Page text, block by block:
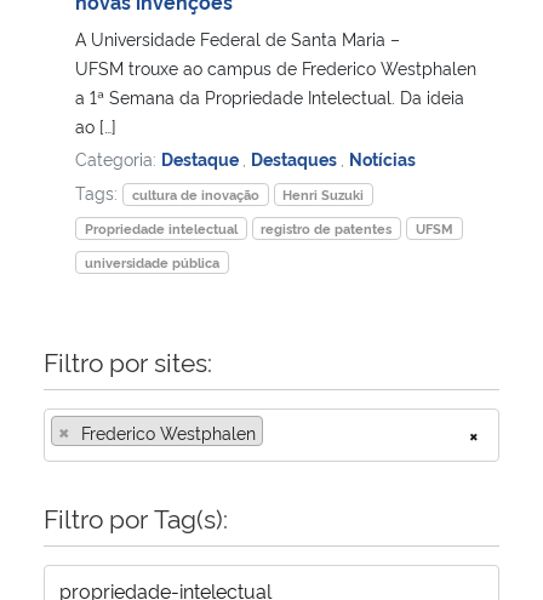
Ministério de Minas e Energia
Ministério da Ciência, Tecnologia, Inovações e Comunicações
Ministério do Turismo
Ministério do Desenvolvimento Regional
Secretaria-Geral
Secretaria de Governo
Gabinete de Segurança Institucional
A Universidade Federal de Santa Maria –
UFSM trouxe ao campus de Frederico Westphalen
a 1ª Semana da Propriedade Intelectual. Da ideia
ao […]
Categoria: Destaque Destaques Notícias
Tags:
cultura de inovação
Henri Suzuki
Propriedade intelectual
registro de patentes
UFSM
universidade pública
Filtro por sites:
×
× Frederico Westphalen
Filtro por Tag(s):